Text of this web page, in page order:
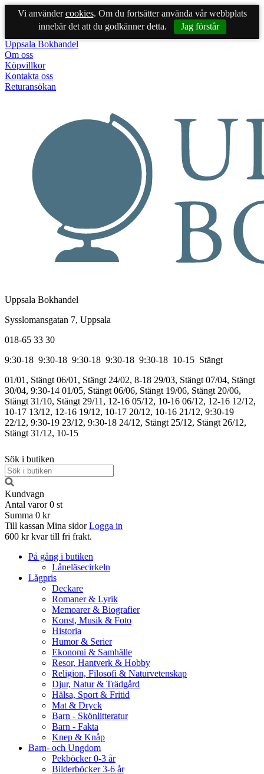
Vi användercookies. Om du fortsätter använda vår webbplats
innebär det att du godkänner detta.
Jag förstår
Uppsala Bokhandel
Om oss
Köpvillkor
Kontakta oss
Returansökan
Uppsala Bokhandel
Sysslomansgatan 7, Uppsala
018-65 33 30
9:30-18 9:30-18 9:30-18 9:30-18 9:30-18 10-15 Stängt
01/01, Stängt 06/01, Stängt 24/02, 8-18 29/03, Stängt 07/04, Stängt
30/04, 9:30-14 01/05, Stängt 06/06, Stängt 19/06, Stängt 20/06,
Stängt 31/10, Stängt 29/11, 12-16 05/12, 10-16 06/12, 12-16 12/12,
10-17 13/12, 12-16 19/12, 10-17 20/12, 10-16 21/12, 9:30-19
22/12, 9:30-19 23/12, 9:30-18 24/12, Stängt 25/12, Stängt 26/12,
Stängt 31/12, 10-15
Sök i butiken
Kundvagn
Antal varor 0 st
Summa 0 kr
Till kassan Mina sidor Logga in
600 kr kvar till fri frakt.
På gång i butiken
Låneläsecirkeln
Lågpris
Deckare
Romaner & Lyrik
Memoarer & Biografier
Konst, Musik & Foto
Historia
Humor & Serier
Ekonomi & Samhälle
Resor, Hantverk & Hobby
Religion, Filosofi & Naturvetenskap
Djur, Natur & Trädgård
Hälsa, Sport & Fritid
Mat & Dryck
Barn - Skönlitteratur
Barn - Fakta
Knep & Knåp
Barn- och Ungdom
Pekböcker 0-3 år
Bilderböcker 3-6 år